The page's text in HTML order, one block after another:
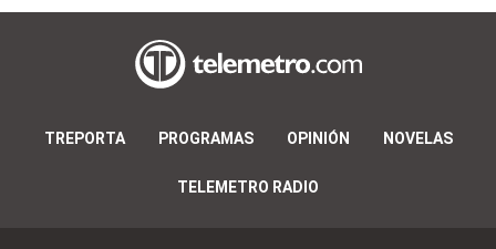
TREPORTA PROGRAMAS OPINIÓN NOVELAS
TELEMETRO RADIO